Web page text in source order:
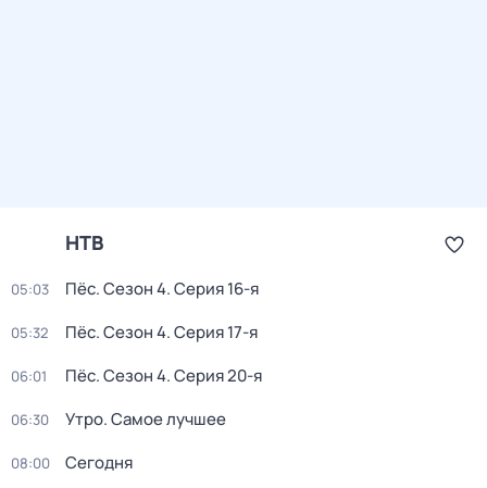
НТВ
05:03 Пёс. Сезон 4. Серия 16-я
05:32 Пёс. Сезон 4. Серия 17-я
06:01 Пёс. Сезон 4. Серия 20-я
06:30 Утро. Самое лучшее
08:00 Сегодня